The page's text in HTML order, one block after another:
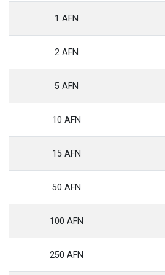
1 AFN
2 AFN
5 AFN
10 AFN
15 AFN
50 AFN
100 AFN
250 AFN